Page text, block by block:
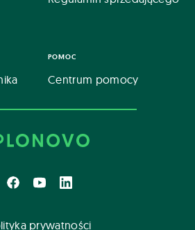
POMOC
Centrum pomocy
prywatności